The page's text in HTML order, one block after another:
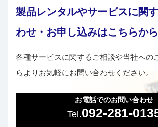
製品レンタルやサービスに関
わせ・お申し込みはこちらから
各種サービスに関するご相談や当社への
らよりお気軽にお問い合わせください。
お電話でのお問い合わせ
092-281-